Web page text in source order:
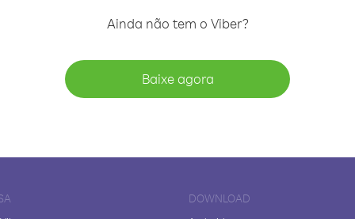
Ainda não tem o Viber?
Baixe agora
DOWNLOAD